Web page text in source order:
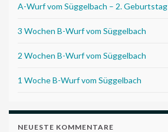
A-Wurf vom Süggelbach – 2. Geburtstag
3 Wochen B-Wurf vom Süggelbach
2 Wochen B-Wurf vom Süggelbach
1 Woche B-Wurf vom Süggelbach
NEUESTE KOMMENTARE